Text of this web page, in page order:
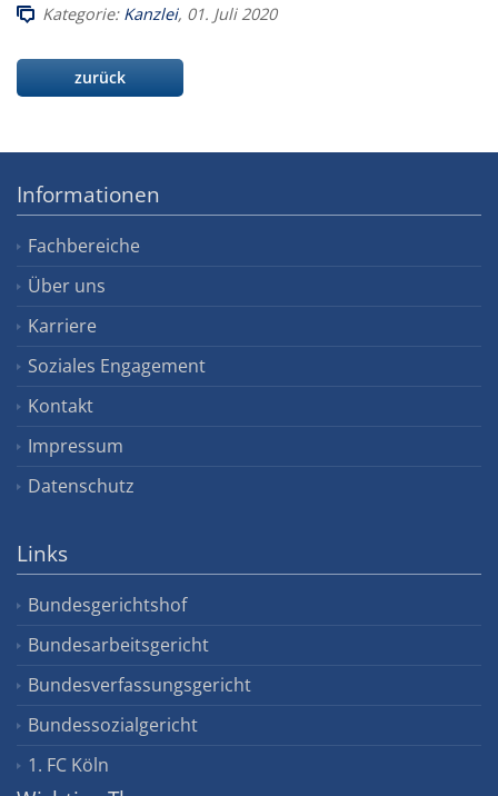
Kategorie: Kanzlei, 01. Juli 2020
zurück
Informationen
Fachbereiche
Über uns
Karriere
Soziales Engagement
Kontakt
Impressum
Datenschutz
Links
Bundesgerichtshof
Bundesarbeitsgericht
Bundesverfassungsgericht
Bundessozialgericht
1. FC Köln